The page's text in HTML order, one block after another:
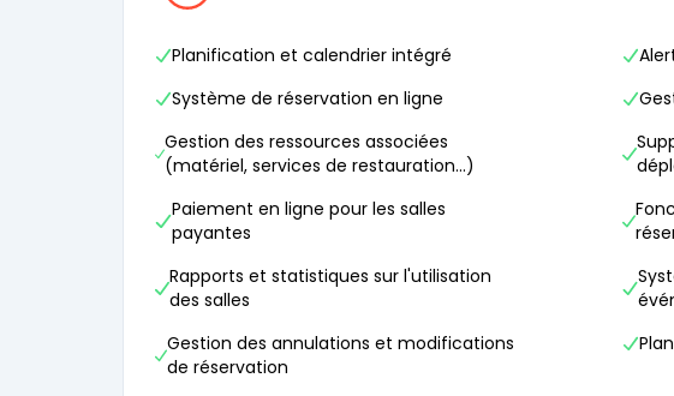
Planification et calendrier intégré
Système de réservation en ligne
Gestion des ressources associées
(matériel, services de restauration...)
Paiement en ligne pour les salles
payantes
Rapports et statistiques sur l'utilisation
des salles
Gestion des annulations et modifications
de réservation